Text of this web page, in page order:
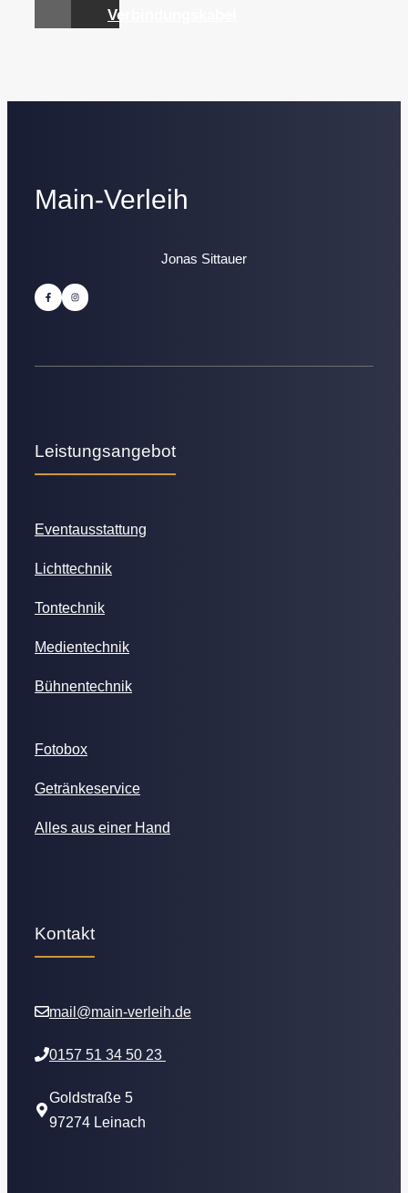
Verbindungskabel
Main-Verleih
Jonas Sittauer
Leistungsangebot
Eventausstattung
Lichttechnik
Tontechnik
Medientechnik
Bühnentechnik
Fotobox
Getränkeservice
Alles aus einer Hand
Kontakt
mail@main-verleih.de
0157 51 34 50 23
Goldstraße 5
97274 Leinach